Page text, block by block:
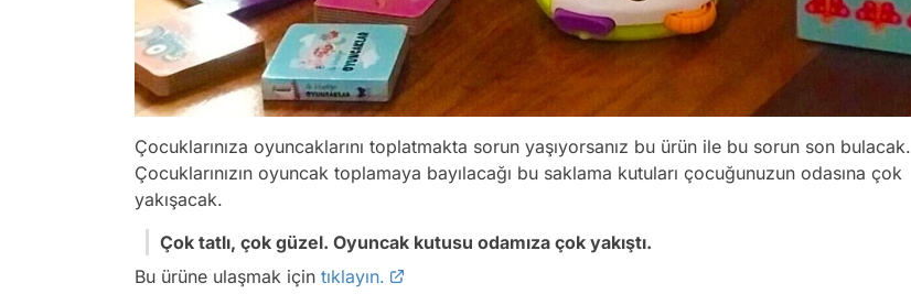
Çocuklarınıza oyuncaklarını toplatmakta sorun yaşıyorsanız bu ürün ile bu sorun son bulacak.
Çocuklarınızın oyuncak toplamaya bayılacağı bu saklama kutuları çocuğunuzun odasına çok
yakışacak.
Çok tatlı, çok güzel. Oyuncak kutusu odamıza çok yakıştı.
Bu ürüne ulaşmak için tıklayın.